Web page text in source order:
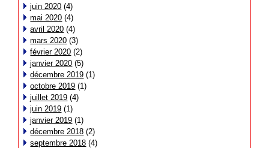
juin 2020 (4)
mai 2020 (4)
avril 2020 (4)
mars 2020 (3)
février 2020 (2)
janvier 2020 (5)
décembre 2019 (1)
octobre 2019 (1)
juillet 2019 (4)
juin 2019 (1)
janvier 2019 (1)
décembre 2018 (2)
septembre 2018 (4)